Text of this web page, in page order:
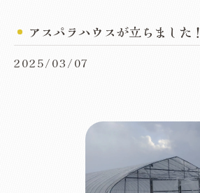
アスパラハウスが立ちました！
2025/03/07